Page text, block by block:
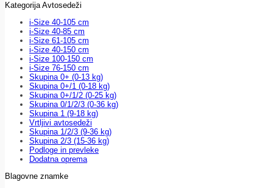
Kategorija Avtosedeži
i-Size 40-105 cm
i-Size 40-85 cm
i-Size 61-105 cm
i-Size 40-150 cm
i-Size 100-150 cm
i-Size 76-150 cm
Skupina 0+ (0-13 kg)
Skupina 0+/1 (0-18 kg)
Skupina 0+/1/2 (0-25 kg)
Skupina 0/1/2/3 (0-36 kg)
Skupina 1 (9-18 kg)
Vrtljivi avtosedeži
Skupina 1/2/3 (9-36 kg)
Skupina 2/3 (15-36 kg)
Podloge in prevleke
Dodatna oprema
Blagovne znamke